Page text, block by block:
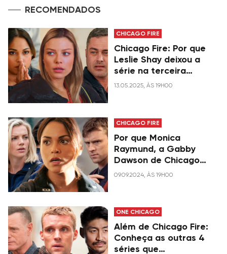
RECOMENDADOS
CHICAGO FIRE
Chicago Fire: Por que
Leslie Shay deixou a
série na terceira
temporada?
13.05.2025, ÀS 19H00
CHICAGO FIRE
Por que Monica
Raymund, a Gabby
Dawson de Chicago
Fire, deixou o elenco
09.09.2024, ÀS 19H00
ONE CHICAGO
Além de Chicago Fire:
Conheça as outras 4
séries que